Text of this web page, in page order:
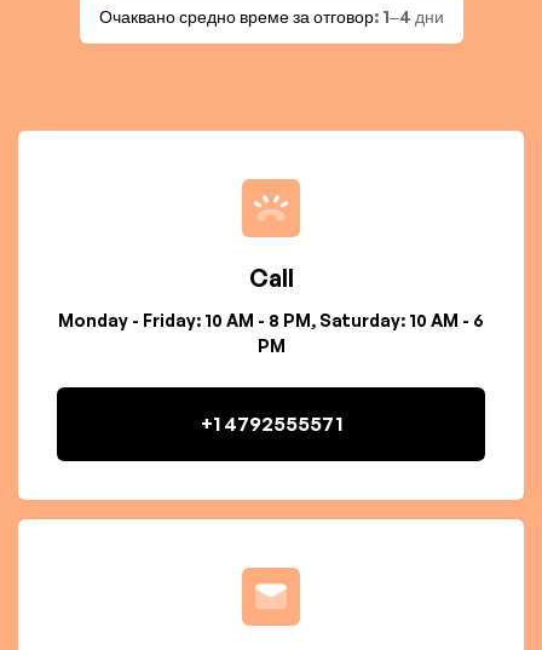
Очаквано средно време за отговор: 1–4 дни
Call
Monday - Friday: 10 AM - 8 PM, Saturday: 10 AM - 6
PM
+1 4792555571